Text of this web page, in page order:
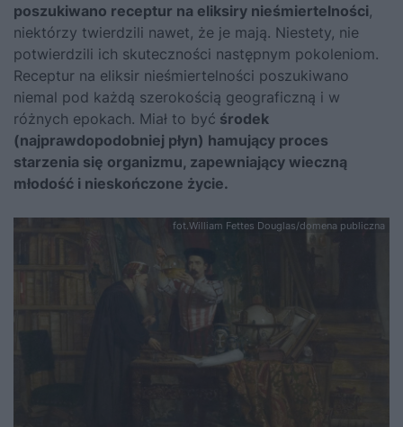
poszukiwano receptur na eliksiry nieśmiertelności,
niektórzy twierdzili nawet, że je mają. Niestety, nie
potwierdzili ich skuteczności następnym pokoleniom.
Receptur na eliksir nieśmiertelności poszukiwano
niemal pod każdą szerokością geograficzną i w
różnych epokach. Miał to być środek
(najprawdopodobniej płyn) hamujący proces
starzenia się organizmu, zapewniający wieczną
młodość i nieskończone życie.
fot.William Fettes Douglas/domena publiczna